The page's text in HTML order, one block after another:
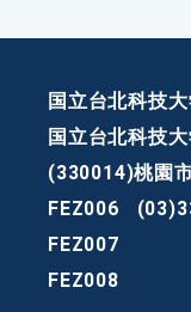
国立台北科技
国立台北科技
(330014)桃園
FEZ006
FEZ007
FEZ008